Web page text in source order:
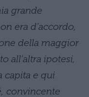
grande
era d’accordo,
della maggior
all’altra ipotesi,
capita e qui
convincente